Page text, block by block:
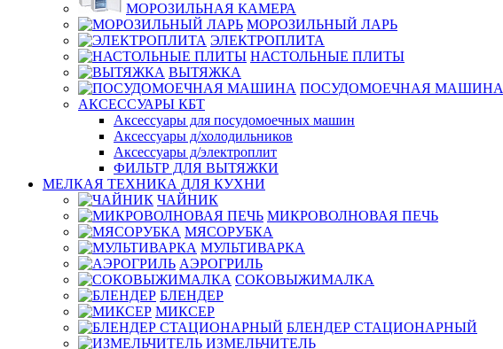
МОРОЗИЛЬНАЯ КАМЕРА
МОРОЗИЛЬНЫЙ ЛАРЬ
ЭЛЕКТРОПЛИТА
НАСТОЛЬНЫЕ ПЛИТЫ
ВЫТЯЖКА
ПОСУДОМОЕЧНАЯ МАШИНА
АКСЕССУАРЫ КБТ
Аксессуары для посудомоечных машин
Аксессуары д/холодильников
Аксессуары д/электроплит
ФИЛЬТР ДЛЯ ВЫТЯЖКИ
МЕЛКАЯ ТЕХНИКА ДЛЯ КУХНИ
ЧАЙНИК
МИКРОВОЛНОВАЯ ПЕЧЬ
МЯСОРУБКА
МУЛЬТИВАРКА
АЭРОГРИЛЬ
СОКОВЫЖИМАЛКА
БЛЕНДЕР
МИКСЕР
БЛЕНДЕР СТАЦИОНАРНЫЙ
ИЗМЕЛЬЧИТЕЛЬ